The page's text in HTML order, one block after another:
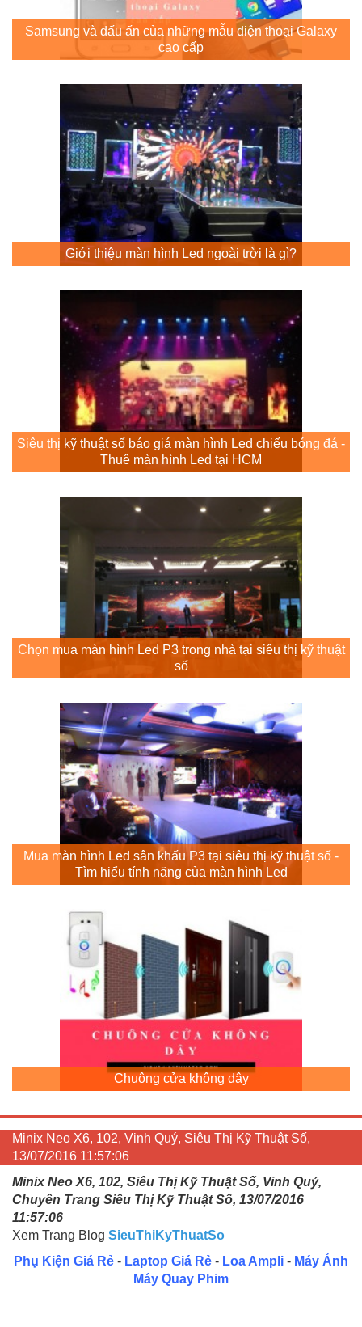
Samsung và dấu ấn của những mẫu điện thoại Galaxy
cao cấp
Giới thiệu màn hình Led ngoài trời là gì?
Siêu thị kỹ thuật số báo giá màn hình Led chiếu bóng đá -
Thuê màn hình Led tại HCM
Chọn mua màn hình Led P3 trong nhà tại siêu thị kỹ thuật
số
Mua màn hình Led sân khấu P3 tại siêu thị kỹ thuật số -
Tìm hiểu tính năng của màn hình Led
Chuông cửa không dây
Minix Neo X6, 102, Vinh Quý, Siêu Thị Kỹ Thuật Số,
13/07/2016 11:57:06
Minix Neo X6, 102, Siêu Thị Kỹ Thuật Số, Vinh Quý,
Chuyên Trang Siêu Thị Kỹ Thuật Số, 13/07/2016
11:57:06
Xem Trang Blog SieuThiKyThuatSo
Phụ Kiện Giá Rẻ - Laptop Giá Rẻ - Loa Ampli - Máy Ảnh
Máy Quay Phim